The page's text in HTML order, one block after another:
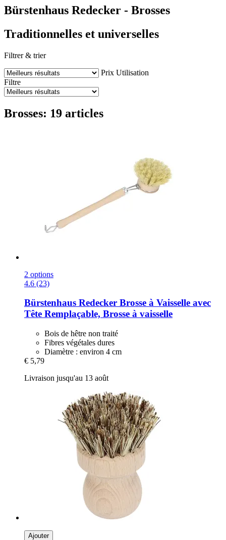
Bürstenhaus Redecker - Brosses
Traditionnelles et universelles
Filtrer & trier
Prix Utilisation
Filtre
Brosses: 19 articles
2 options
4.6 (23)
Bürstenhaus Redecker Brosse à Vaisselle avec
Tête Remplaçable, Brosse à vaisselle
Bois de hêtre non traité
Fibres végétales dures
Diamètre : environ 4 cm
€ 5,79
Livraison jusqu'au 13 août
Ajouter